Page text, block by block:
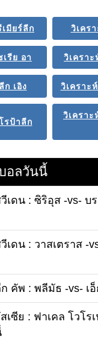
มียร์ลีก วิเคร
รีย อา วิเครา
ก เอิง วิเคราะ
รป้าลีก
วิเครา
อลวันนี้
เดน : ซิริอุส -vs- บ
เดน : วาสเตราส -
คัพ : พลีมัธ -vs- เอ็
เซีย : ฟาเคล โวโร